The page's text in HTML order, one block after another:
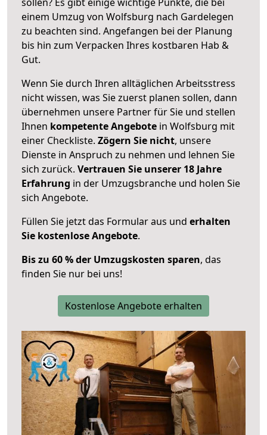
einem Umzug von Wolfsburg nach Gardelegen
zu beachten sind. Angefangen bei der Planung
bis hin zum Verpacken Ihres kostbaren Hab &
Gut.
Wenn Sie durch Ihren alltäglichen Arbeitsstress
nicht wissen, was Sie zuerst planen sollen, dann
übernehmen unsere Partner für Sie und stellen
Ihnen kompetente Angebote in Wolfsburg mit
einer Checkliste. Zögern Sie nicht, unsere
Dienste in Anspruch zu nehmen und lehnen Sie
sich zurück. Vertrauen Sie unserer 18 Jahre
Erfahrung in der Umzugsbranche und holen Sie
sich Angebote.
Füllen Sie jetzt das Formular aus und erhalten
Sie kostenlose Angebote.
Bis zu 60 % der Umzugskosten sparen, das
finden Sie nur bei uns!
Kostenlose Angebote erhalten